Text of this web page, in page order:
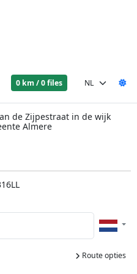
0 km / 0 files
de Zijpestraat in de wijk
Almere
Route opties